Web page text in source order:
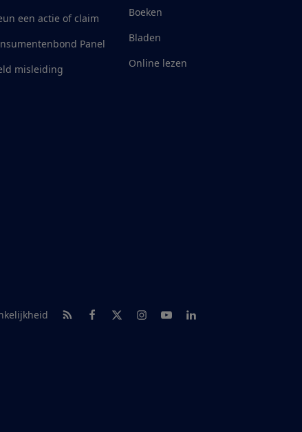
een actie of claim
Panel
misleiding
Boeken
Bladen
Online lezen
RSS-feed nieuws
Facebook
TwitterInstagram
YoutubeLinkedIn